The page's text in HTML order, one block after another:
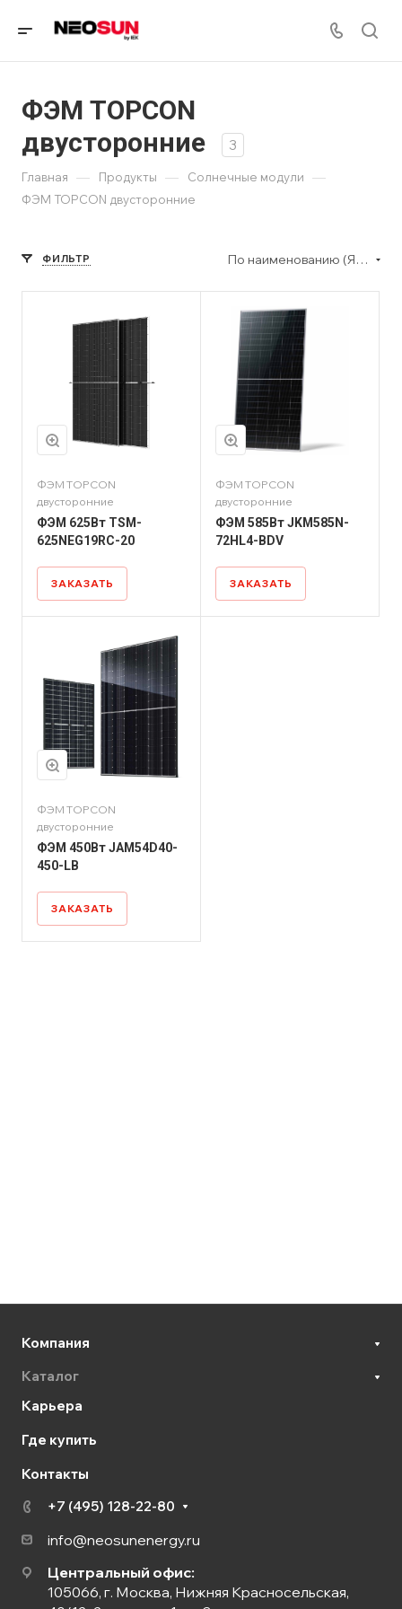
ФЭМ TOPCON
двусторонние
3
Главная — Продукты — Солнечные модули —
ФЭМ TOPCON двусторонние
ФИЛЬТР По наименованию (Я-А)
ФЭМ TOPCON
двусторонние
ФЭМ 625Вт TSM-
625NEG19RC-20
ЗАКАЗАТЬ
ФЭМ TOPCON
двусторонние
ФЭМ 585Вт JKM585N-
72HL4-BDV
ЗАКАЗАТЬ
ФЭМ TOPCON
двусторонние
ФЭМ 450Вт JAM54D40-
450-LB
ЗАКАЗАТЬ
Компания
Каталог
Карьера
Где купить
Контакты
+7 (495) 128-22-80
info@neosunenergy.ru
Центральный офис:
105066, г. Москва, Нижняя Красносельская,